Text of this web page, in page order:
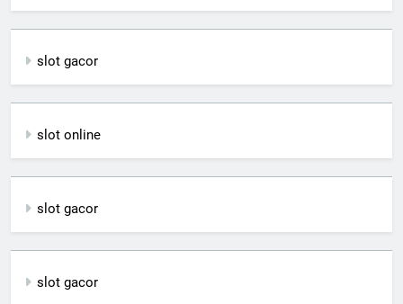
slot gacor
slot online
slot gacor
slot gacor